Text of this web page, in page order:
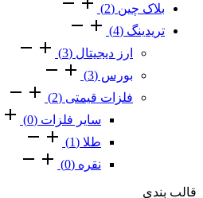
بلاک چین (2)
تریدینگ (4)
ارز دیجیتال (3)
بورس (3)
فلزات قیمتی (2)
سایر فلزات (0)
طلا (1)
نقره (0)
قالب بندی